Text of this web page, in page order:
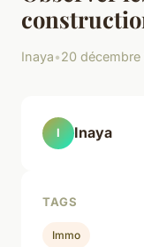
Inaya•20
I Inaya
TAGS
Immo